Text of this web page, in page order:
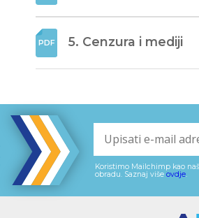
5. Cenzura i mediji
Koristimo Mailchimp kao
obradu. Saznaj više ovdje.